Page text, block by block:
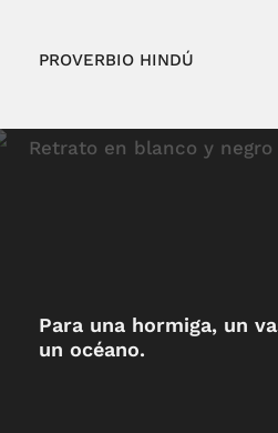
PROVERBIO HINDÚ
Para una hormiga, un
un océano.